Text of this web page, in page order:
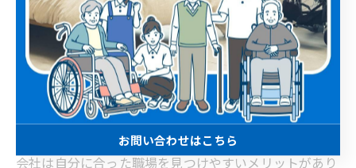
とで、理想の働き方を実現しやすくなります。
大阪でおすすめされる介護派遣会社の選び方
大阪府で介護派遣会社を選ぶ際は、働きやすさとサポー
ト体制の両面から慎重に比較することが重要です。ま
ず、求人件数が多く、勤務地やシフトの選択肢が豊富な
会社は自分に合った職場を見つけやすいメリットがあり
お問い合わせはこちら